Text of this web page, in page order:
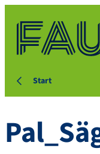
Start